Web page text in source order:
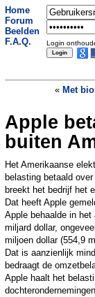
Home
Forum
Beelden
F.A.Q.
Login
« Met
Apple
buiten
Het Amerikaanse
belasting betaald
breekt het bedrijf het
Dat heeft Apple
Apple behaalde in
miljard dollar,
miljoen dollar (554,9
Dat is aanzienlijk
bedraagt de
Apple haalt het